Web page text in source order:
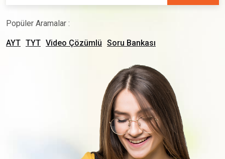
Popüler Aramalar :
AYT TYT Video Çözümlü Soru Bankası